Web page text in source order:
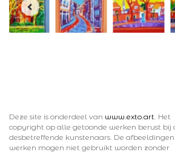
Deze site is onderdeel van www.exto.art . Het
copyright op alle getoonde werken berust bij
desbetreffende kunstenaars. De
werken mogen niet gebruikt worden zonder